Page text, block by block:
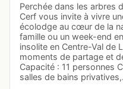
Perchée dans les arbres
Cerf vous invite à vivre
écolodge au cœur de la
famille ou un week-end
insolite en Centre-Val de
moments de partage et
Capacité : 11 personnes
salles de bains